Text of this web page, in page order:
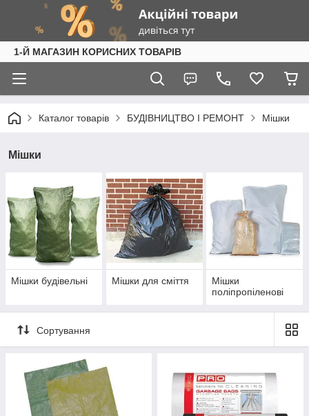
1-Й МАГАЗИН КОРИСНИХ ТОВАРІВ
Каталог товарів БУДІВНИЦТВО І РЕМОНТ Мішки
Мішки
Мішки будівельні Мішки для сміття
Мішки
поліпропіленові
Сортування